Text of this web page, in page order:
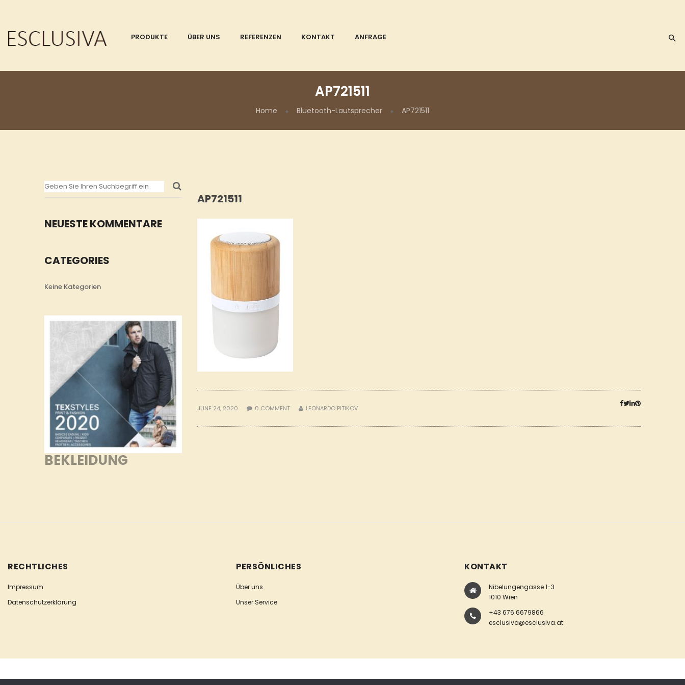
PRODUKTE ÜBER UNS REFERENZEN KONTAKT ANFRAGE
AP721511
Home Bluetooth-Lautsprecher AP721511
NEUESTE KOMMENTARE
CATEGORIES
Keine Kategorien
BEKLEIDUNG
AP721511
JUNE 24, 2020 0 COMMENT LEONARDO PITIKOV
RECHTLICHES
Impressum
Datenschutzerklärung
PERSÖNLICHES
Über uns
Unser Service
KONTAKT
Nibelungengasse 1-3
1010 Wien
+43 676 6679866
esclusiva@esclusiva.at